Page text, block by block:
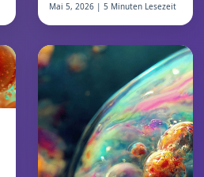
Mai 5, 2026 | 5 Minuten Lesezeit